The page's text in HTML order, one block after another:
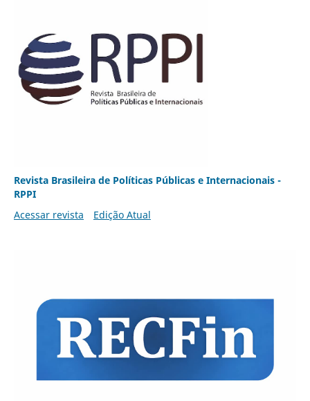
Revista Brasileira de Políticas Públicas e Internacionais -
RPPI
Acessar revista
Edição Atual